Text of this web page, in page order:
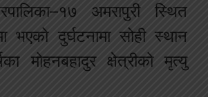
अमरापुरी स्थित
भएको दुर्घटनामा सोही स्थान
मोहनबहादुर क्षेत्रीको मृत्यु